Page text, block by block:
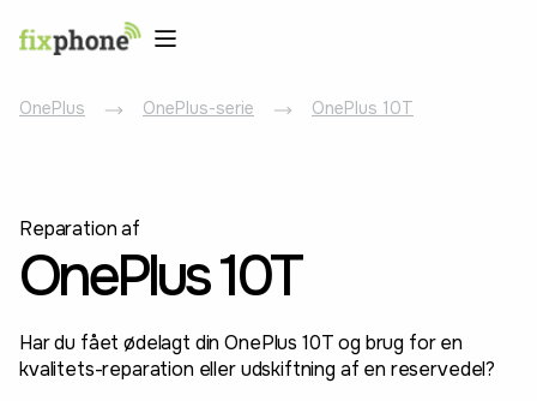
OnePlus OnePlus-serie OnePlus 10T
Reparation af
OnePlus 10T
Har du fået ødelagt din OnePlus 10T og brug for en
kvalitets-reparation eller udskiftning af en reservedel?